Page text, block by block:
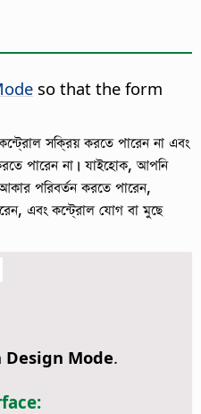
so that the form
সক্রিয় করতে পারেন না এবং
পারেন না। যাইহোক, আপনি
পরিবর্তন করতে পারেন,
এবং কন্ট্রোল যোগ বা মুছে
Design Mode.